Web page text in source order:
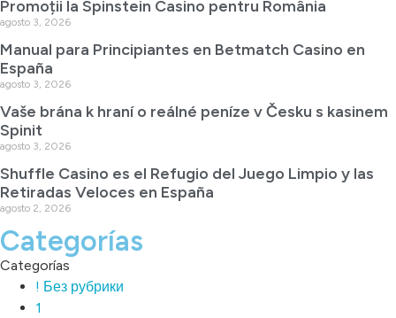
Promoții la Spinstein Casino pentru România
agosto 3, 2026
Manual para Principiantes en Betmatch Casino en
España
agosto 3, 2026
Vaše brána k hraní o reálné peníze v Česku s kasinem
Spinit
agosto 3, 2026
Shuffle Casino es el Refugio del Juego Limpio y las
Retiradas Veloces en España
agosto 2, 2026
Categorías
Categorías
! Без рубрики
1